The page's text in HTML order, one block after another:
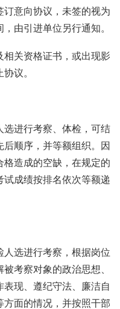
意向协议，未签的视为
由引进单位另行通知。
相关资格证书，或出现影
议。
选进行考察、体检，可结
顺序，并等额组织。因
格造成的空缺，在规定的
成绩按排名依次等额递
人选进行考察，根据岗位
考察对象的政治思想、
现、遵纪守法、廉洁自
面的情况，并按照干部